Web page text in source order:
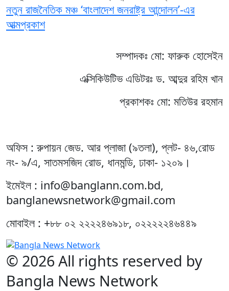
নতুন রাজনৈতিক মঞ্চ ‘বাংলাদেশ জনরাষ্ট্র আন্দোলন’-এর
আত্মপ্রকাশ
সম্পাদকঃ মো: ফারুক হোসেইন
এক্সিকিউটিভ এডিটরঃ ড. আব্দুর রহিম খান
প্রকাশকঃ মো: মতিউর রহমান
অফিস : রুপায়ন জেড. আর প্লাজা (৯তলা), প্লট- ৪৬,রোড
নং- ৯/এ, সাতমসজিদ রোড, ধানমন্ডি, ঢাকা- ১২০৯।
ইমেইল : info@banglann.com.bd,
banglanewsnetwork@gmail.com
মোবাইল : +৮৮ ০২ ২২২২৪৬৯১৮, ০২২২২২৪৬৪৪৯
© 2026 All rights reserved by
Bangla News Network